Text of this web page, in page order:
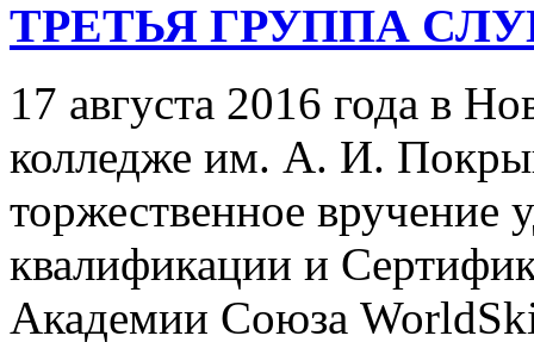
ТРЕТЬЯ ГРУППА
17 августа 2016 года в
колледже им. А. И.
торжественное
квалификации и
Академии Союза